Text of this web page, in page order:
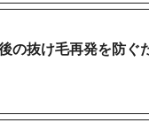
の抜け毛再発を防ぐ